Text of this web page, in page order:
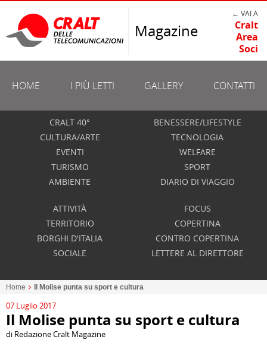
Magazine
← VAI A
Cralt
Area
Soci
HOME I PIÙ LETTI GALLERY CONTATTI
CRALT 40°
CULTURA/ARTE
EVENTI
TURISMO
AMBIENTE
BENESSERE/LIFESTYLE
TECNOLOGIA
WELFARE
SPORT
DIARIO DI VIAGGIO
ATTIVITÀ
TERRITORIO
BORGHI D'ITALIA
SOCIALE
FOCUS
COPERTINA
CONTRO COPERTINA
LETTERE AL DIRETTORE
Home Il Molise punta su sport e cultura
07 Luglio 2017
Il Molise punta su sport e cultura
di Redazione Cralt Magazine